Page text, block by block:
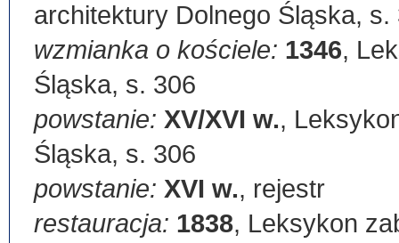
architektury Dolnego Śląska, s.
wzmianka o kościele: 1346,
Śląska, s. 306
powstanie: XV/XVI w.,
Śląska, s. 306
powstanie: XVI w., rejestr
restauracja: 1838, Leksykon